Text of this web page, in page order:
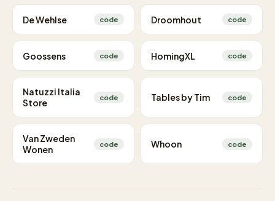
De Wehlse code Droomhout code
Goossens code HomingXL code
Natuzzi Italia
Store
code Tables by Tim code
Van Zweden
Wonen
code Whoon code